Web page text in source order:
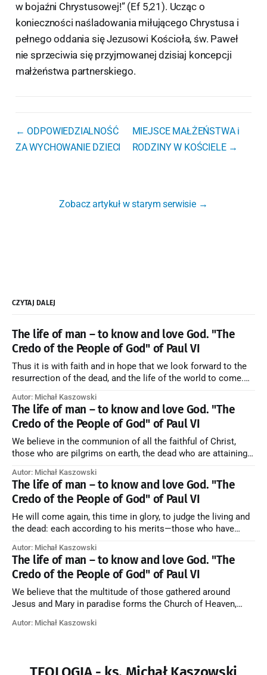
w bojaźni Chrystusowej!” (Ef 5,21). Ucząc o
konieczności naśladowania miłującego Chrystusa i
pełnego oddania się Jezusowi Kościoła, św. Paweł
nie sprzeciwia się przyjmowanej dzisiaj koncepcji
małżeństwa partnerskiego.
← ODPOWIEDZIALNOŚĆ
ZA WYCHOWANIE DZIECI
MIEJSCE MAŁŻEŃSTWA i
RODZINY W KOŚCIELE →
Zobacz artykuł w starym serwisie →
CZYTAJ DALEJ
The life of man – to know and love God. "The
Credo of the People of God" of Paul VI
Thus it is with faith and in hope that we look forward to the
resurrection of the dead, and the life of the world to come.
artykuł w starym serwisie →
Autor: Michał Kaszowski
The life of man – to know and love God. "The
Credo of the People of God" of Paul VI
We believe in the communion of all the faithful of Christ,
those who are pilgrims on earth, the dead who are attaining
forming one Church; and we believe that in this communion
the merciful love of God and His saints is
Autor: Michał Kaszowski
The life of man – to know and love God. "The
Credo of the People of God" of Paul VI
He will come again, this time in glory, to judge the living and
the dead: each according to his merits—those who have
those who have refused them to the end going to the fire that
is not
Autor: Michał Kaszowski
The life of man – to know and love God. "The
Credo of the People of God" of Paul VI
We believe that the multitude of those gathered around
Jesus and Mary in paradise forms the Church of Heaven,
they also, in different degrees, are associated with the holy
Autor: Michał Kaszowski